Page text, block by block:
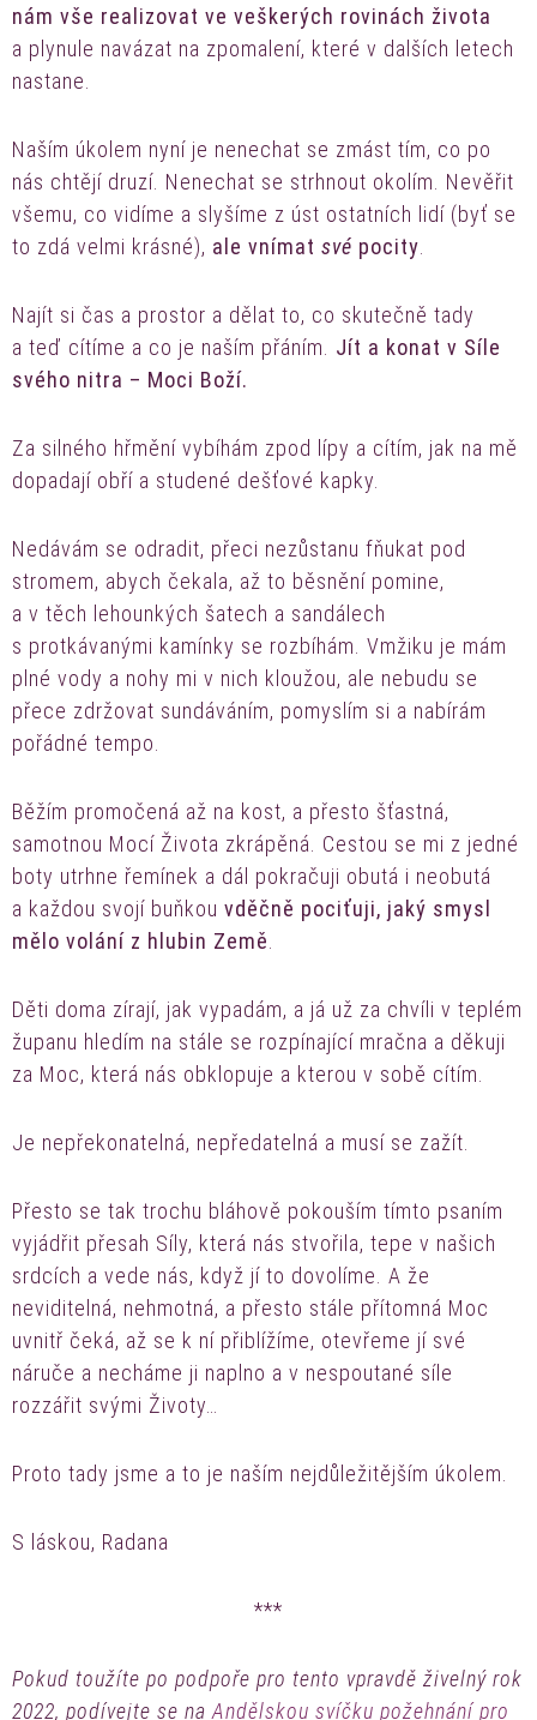
nám vše realizovat ve veškerých rovinách života
a plynule navázat na zpomalení, které v dalších letech
nastane.
Naším úkolem nyní je nenechat se zmást tím, co po
nás chtějí druzí. Nenechat se strhnout okolím. Nevěřit
všemu, co vidíme a slyšíme z úst ostatních lidí (byť se
to zdá velmi krásné), ale vnímat své pocity
Najít si čas a prostor a dělat to, co skutečně tady
a teď cítíme a co je naším přáním. Jít a konat v Síle
svého nitra – Moci Boží.
Za silného hřmění vybíhám zpod lípy a cítím, jak na mě
dopadají obří a studené dešťové kapky.
Nedávám se odradit, přeci nezůstanu fňukat pod
stromem, abych čekala, až to běsnění pomine,
a v těch lehounkých šatech a sandálech
s protkávanými kamínky se rozbíhám. Vmžiku je mám
plné vody a nohy mi v nich kloužou, ale nebudu se
přece zdržovat sundáváním, pomyslím si a nabírám
pořádné tempo.
Běžím promočená až na kost, a přesto šťastná,
samotnou Mocí Života zkrápěná. Cestou se mi z jedné
boty utrhne řemínek a dál pokračuji obutá i neobutá
a každou svojí buňkou vděčně pociťuji, jaký smysl
mělo volání z hlubin Země
Děti doma zírají, jak vypadám, a já už za chvíli v teplém
županu hledím na stále se rozpínající mračna a děkuji
za Moc, která nás obklopuje a kterou v sobě cítím.
Je nepřekonatelná, nepředatelná a musí se zažít.
Přesto se tak trochu bláhově pokouším tímto psaním
vyjádřit přesah Síly, která nás stvořila, tepe v našich
srdcích a vede nás, když jí to dovolíme. A že
neviditelná, nehmotná, a přesto stále přítomná Moc
uvnitř čeká, až se k ní přiblížíme, otevřeme jí své
náruče a necháme ji naplno a v nespoutané síle
rozzářit svými Životy…
Proto tady jsme a to je naším nejdůležitějším úkolem.
S láskou, Radana
***
Pokud toužíte po podpoře pro tento vpravdě živelný rok
2022, podívejte se na Andělskou svíčku požehnání pro